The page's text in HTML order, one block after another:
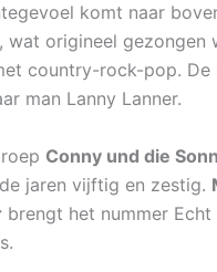
komt naar
wat origineel
country-rock-pop. De
man Lanny Lanner.
Conny und die
jaren vijftig en zestig.
brengt het nummer Echt